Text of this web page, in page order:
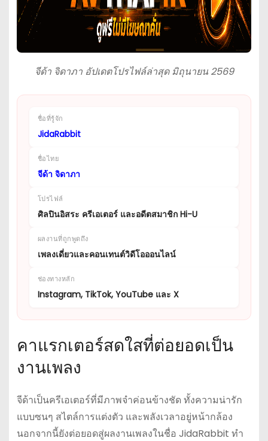
จีด้า จิดาภา อัปเดตโปรไฟล์ล่าสุด มิถุนายน 2569
ชื่อที่รู้จัก
JidaRabbit
ชื่อไทย
จีด้า จิดาภา
โปรไฟล์
ศิลปินอิสระ ครีเอเตอร์ และอดีตสมาชิก Hi-U
ผลงานที่ถูกพูดถึง
เพลงเดี่ยวและคอนเทนต์วิดีโอออนไลน์
ช่องทางหลัก
Instagram, TikTok, YouTube และ X
คาแรกเตอร์สดใสที่ต่อยอดเป็น
งานเพลง
จีด้าเป็นครีเอเตอร์ที่มีภาพจำค่อนข้างชัด ทั้งความน่ารัก
แบบซนๆ สไตล์การแต่งตัว และพลังเวลาอยู่หน้ากล้อง
นอกจากนี้ยังต่อยอดสู่ผลงานเพลงในชื่อ JidaRabbit ทำ